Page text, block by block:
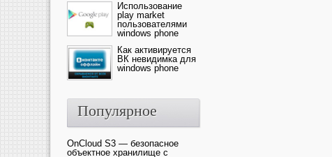
Использование
play market
пользователями
windows phone
Как активируется
ВК невидимка для
windows phone
Популярное
OnCloud S3 — безопасное
объектное хранилище с